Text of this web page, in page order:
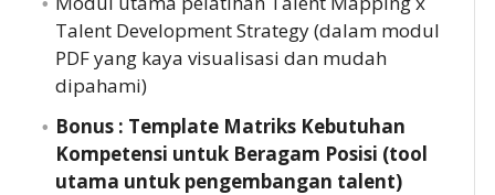
Talent Development Strategy (dalam modul
PDF yang kaya visualisasi dan mudah
dipahami)
Bonus : Template Matriks Kebutuhan
Kompetensi untuk Beragam Posisi (tool
utama untuk pengembangan talent)